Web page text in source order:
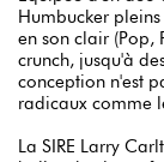
Humbucker
en son clair (Pop,
crunch, jusqu'à
conception n'est
radicaux comme
La SIRE Larry